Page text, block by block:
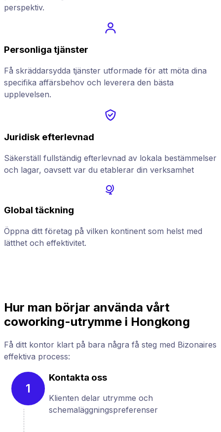
perspektiv.
Personliga tjänster
Få skräddarsydda tjänster utformade för att möta dina
specifika affärsbehov och leverera den bästa
upplevelsen.
Juridisk efterlevnad
Säkerställ fullständig efterlevnad av lokala bestämmelser
och lagar, oavsett var du etablerar din verksamhet
Global täckning
Öppna ditt företag på vilken kontinent som helst med
lätthet och effektivitet.
Hur man börjar använda vårt
coworking-utrymme i Hongkong
Få ditt kontor klart på bara några få steg med Bizonaires
effektiva process:
1
Kontakta oss
Klienten delar utrymme och
schemaläggningspreferenser